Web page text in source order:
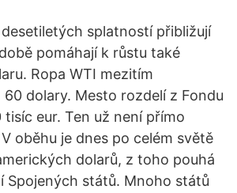
splatností přibližují
pomáhají k růstu také
Ropa WTI mezitím
dolary. Mesto rozdelí z Fondu
tisíc eur. Ten už není přímo
oběhu je dnes po celém světě
dolarů, z toho pouhá
Spojených států. Mnoho států